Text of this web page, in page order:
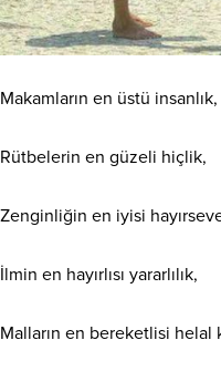
Makamların en üstü insanlık,
Rütbelerin en güzeli hiçlik,
Zenginliğin en iyisi
İlmin en hayırlısı yararlılık,
Malların en bereketlisi helal